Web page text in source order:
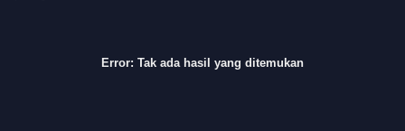
Error: Tak ada hasil yang ditemukan